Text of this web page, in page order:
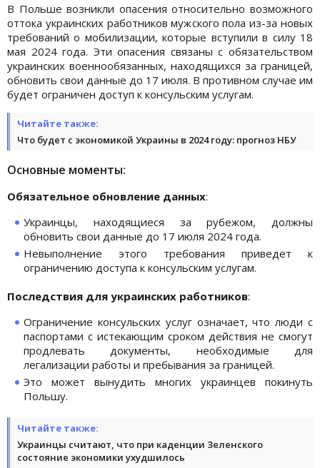
В Польше возникли опасения относительно возможного
оттока украинских работников мужского пола из-за новых
требований о мобилизации, которые вступили в силу 18
мая 2024 года. Эти опасения связаны с обязательством
украинских военнообязанных, находящихся за границей,
обновить свои данные до 17 июля. В противном случае им
будет ограничен доступ к консульским услугам.
Читайте также:
Что будет с экономикой Украины в 2024 году: прогноз НБУ
Основные моменты:
Обязательное обновление данных:
Украинцы, находящиеся за рубежом, должны
обновить свои данные до 17 июля 2024 года.
Невыполнение этого требования приведет к
ограничению доступа к консульским услугам.
Последствия для украинских работников:
Ограничение консульских услуг означает, что люди с
паспортами с истекающим сроком действия не смогут
продлевать документы, необходимые для
легализации работы и пребывания за границей.
Это может вынудить многих украинцев покинуть
Польшу.
Читайте также:
Украинцы считают, что при каденции Зеленского
состояние экономики ухудшилось